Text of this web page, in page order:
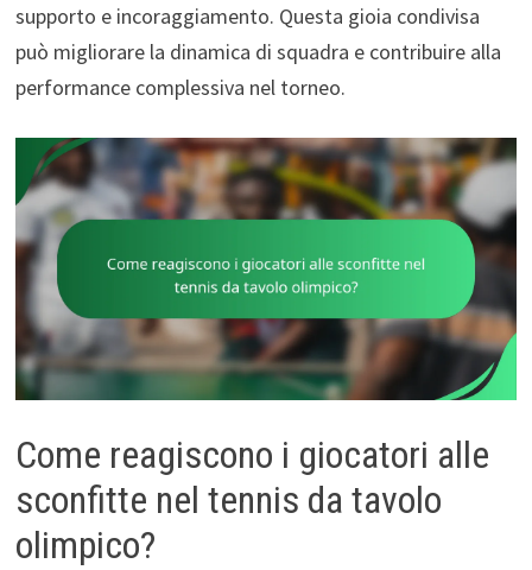
supporto e incoraggiamento. Questa gioia condivisa
può migliorare la dinamica di squadra e contribuire alla
performance complessiva nel torneo.
Come reagiscono i giocatori alle
sconfitte nel tennis da tavolo
olimpico?